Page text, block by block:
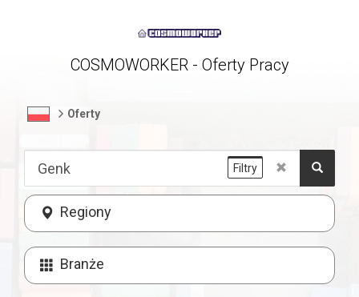
COSMOWORKER - Oferty Pracy
Oferty
Regiony
Branże
Filtry